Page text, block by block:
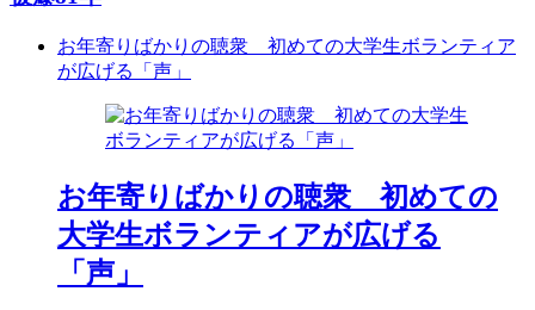
お年寄りばかりの聴衆 初めての大学生ボランティア
が広げる「声」
お年寄りばかりの聴衆 初めての
大学生ボランティアが広げる
「声」